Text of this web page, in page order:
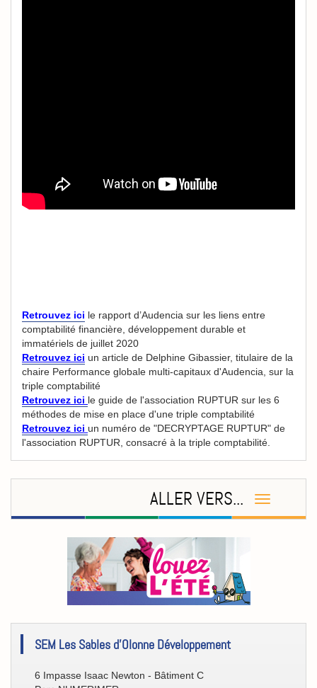
Retrouvez ici le rapport d’Audencia sur les liens entre
comptabilité financière, développement durable et
immatériels de juillet 2020
Retrouvez ici un article de Delphine Gibassier, titulaire de la
chaire Performance globale multi-capitaux d'Audencia, sur la
triple comptabilité
Retrouvez ici le guide de l'association RUPTUR sur les 6
méthodes de mise en place d'une triple comptabilité
Retrouvez ici un numéro de "DECRYPTAGE RUPTUR" de
l'association RUPTUR, consacré à la triple comptabilité.
ALLER VERS...
[Eco/Atout]
SEM Les Sables d'Olonne Développement
6 Impasse Isaac Newton - Bâtiment C